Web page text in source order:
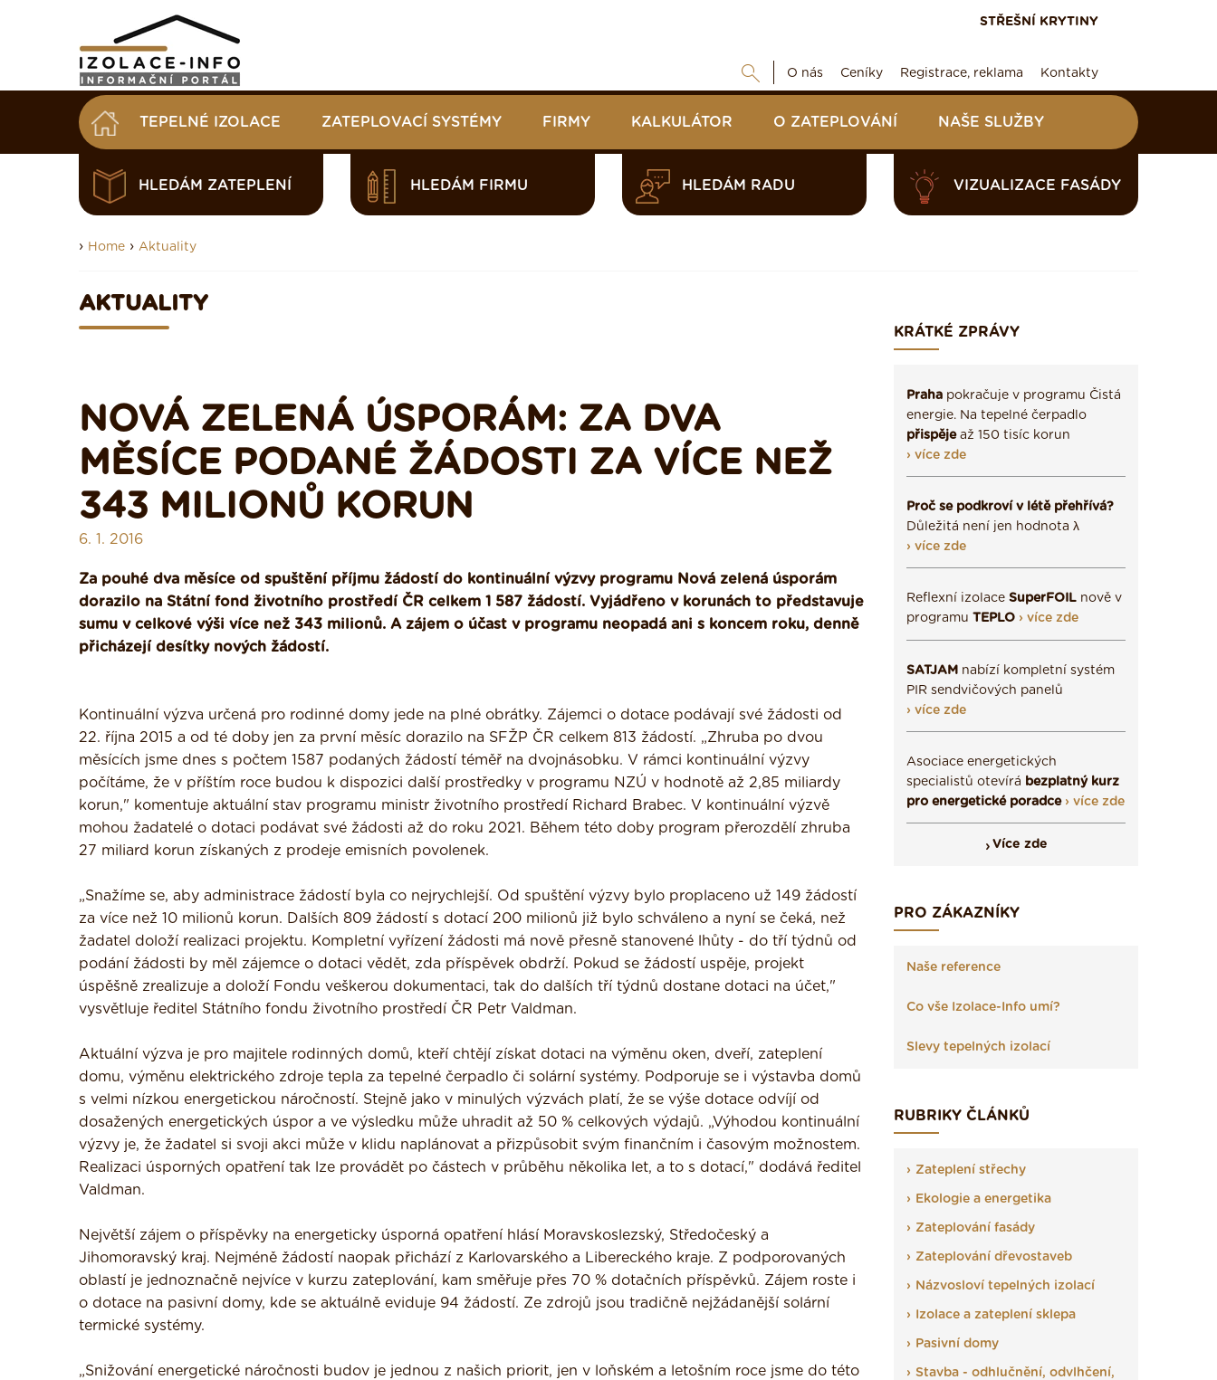
STŘEŠNÍ KRYTINY
O nás Ceníky Registrace, reklama Kontakty
TEPELNÉ IZOLACE ZATEPLOVACÍ SYSTÉMY FIRMY KALKULÁTOR O ZATEPLOVÁNÍ NAŠE SLUŽBY
HLEDÁM ZATEPLENÍ HLEDÁM FIRMU HLEDÁM RADU VIZUALIZACE FASÁDY
› Home › Aktuality
AKTUALITY
NOVÁ ZELENÁ ÚSPORÁM: ZA DVA
MĚSÍCE PODANÉ ŽÁDOSTI ZA VÍCE NEŽ
343 MILIONŮ KORUN
6. 1. 2016
Za pouhé dva měsíce od spuštění příjmu žádostí do kontinuální výzvy programu Nová zelená úsporám
dorazilo na Státní fond životního prostředí ČR celkem 1 587 žádostí. Vyjádřeno v korunách to představuje
sumu v celkové výši více než 343 milionů. A zájem o účast v programu neopadá ani s koncem roku, denně
přicházejí desítky nových žádostí.
Kontinuální výzva určená pro rodinné domy jede na plné obrátky. Zájemci o dotace podávají své žádosti od
22. října 2015 a od té doby jen za první měsíc dorazilo na SFŽP ČR celkem 813 žádostí. „Zhruba po dvou
měsících jsme dnes s počtem 1587 podaných žádostí téměř na dvojnásobku. V rámci kontinuální výzvy
počítáme, že v příštím roce budou k dispozici další prostředky v programu NZÚ v hodnotě až 2,85 miliardy
korun," komentuje aktuální stav programu ministr životního prostředí Richard Brabec. V kontinuální výzvě
mohou žadatelé o dotaci podávat své žádosti až do roku 2021. Během této doby program přerozdělí zhruba
27 miliard korun získaných z prodeje emisních povolenek.
„Snažíme se, aby administrace žádostí byla co nejrychlejší. Od spuštění výzvy bylo proplaceno už 149 žádostí
za více než 10 milionů korun. Dalších 809 žádostí s dotací 200 milionů již bylo schváleno a nyní se čeká, než
žadatel doloží realizaci projektu. Kompletní vyřízení žádosti má nově přesně stanovené lhůty - do tří týdnů od
podání žádosti by měl zájemce o dotaci vědět, zda příspěvek obdrží. Pokud se žádostí uspěje, projekt
úspěšně zrealizuje a doloží Fondu veškerou dokumentaci, tak do dalších tří týdnů dostane dotaci na účet,"
vysvětluje ředitel Státního fondu životního prostředí ČR Petr Valdman.
Aktuální výzva je pro majitele rodinných domů, kteří chtějí získat dotaci na výměnu oken, dveří, zateplení
domu, výměnu elektrického zdroje tepla za tepelné čerpadlo či solární systémy. Podporuje se i výstavba domů
s velmi nízkou energetickou náročností. Stejně jako v minulých výzvách platí, že se výše dotace odvíjí od
dosažených energetických úspor a ve výsledku může uhradit až 50 % celkových výdajů. „Výhodou kontinuální
výzvy je, že žadatel si svoji akci může v klidu naplánovat a přizpůsobit svým finančním i časovým možnostem.
Realizaci úsporných opatření tak lze provádět po částech v průběhu několika let, a to s dotací," dodává ředitel
Valdman.
Největší zájem o příspěvky na energeticky úsporná opatření hlásí Moravskoslezský, Středočeský a
Jihomoravský kraj. Nejméně žádostí naopak přichází z Karlovarského a Libereckého kraje. Z podporovaných
oblastí je jednoznačně nejvíce v kurzu zateplování, kam směřuje přes 70 % dotačních příspěvků. Zájem roste i
o dotace na pasivní domy, kde se aktuálně eviduje 94 žádostí. Ze zdrojů jsou tradičně nejžádanější solární
termické systémy.
„Snižování energetické náročnosti budov je jednou z našich priorit, jen v loňském a letošním roce jsme do této
KRÁTKÉ ZPRÁVY
Praha pokračuje v programu Čistá
energie. Na tepelné čerpadlo
přispějeaž 150 tisíc korun
› více zde
Proč se podkroví v létě přehřívá?
Důležitá není jen hodnota λ
› více zde
Reflexní izolace SuperFOIL nově v
programu TEPLO › více zde
SATJAM nabízí kompletní systém
PIR sendvičových panelů
› více zde
Asociace energetických
specialistů otevírá bezplatný kurz
pro energetické poradce › více zde
Více zde
PRO ZÁKAZNÍKY
Naše reference
Co vše Izolace-Info umí?
Slevy tepelných izolací
RUBRIKY ČLÁNKŮ
Zateplení střechy
Ekologie a energetika
Zateplování fasády
Zateplování dřevostaveb
Názvosloví tepelných izolací
Izolace a zateplení sklepa
Pasivní domy
Stavba - odhlučnění, odvlhčení,